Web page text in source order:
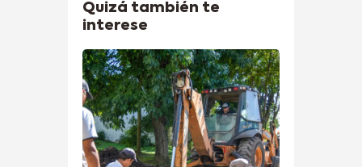
Quizá también te
interese